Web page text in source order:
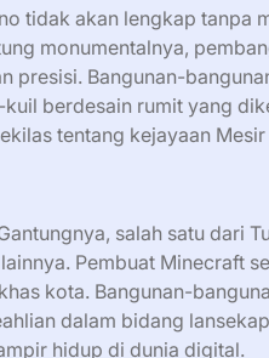
tidak akan lengkap tanpa
monumentalnya,
presisi. Bangunan-
kuil berdesain rumit yang
tentang kejayaan Mesir
salah satu dari
Pembuat Minecraft
kota. Bangunan-
dalam bidang
hidup di dunia digital.